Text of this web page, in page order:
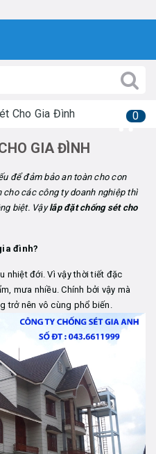
0
Cho Gia Đình
GIA ĐÌNH
để đảm bảo an toàn cho con
các công ty doanh nghiệp thì
biệt. Vậylắp đặt chống sét cho
đình?
nhiệt đới. Vì vậy thời tiết đặc
mưa nhiều. Chính bởi vậy mà
trở nên vô cùng phổ biến.